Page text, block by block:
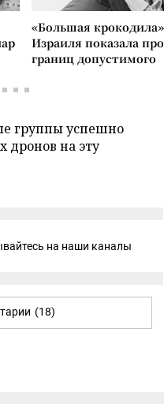
«Большая
Израиля показала
границ допустимого
группы успешно
дронов на эту
на наши каналы
(18)